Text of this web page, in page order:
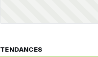
TENDANCES